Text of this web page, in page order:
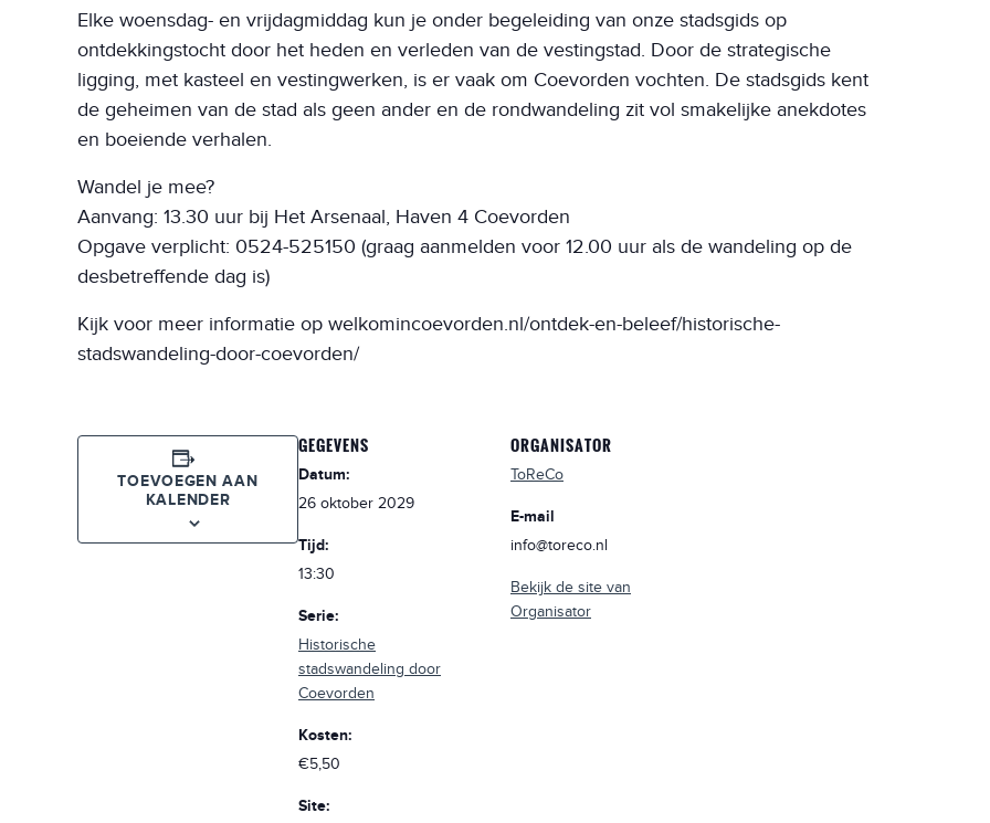
Elke woensdag- en vrijdagmiddag kun je onder begeleiding van onze stadsgids op
ontdekkingstocht door het heden en verleden van de vestingstad. Door de strategische
ligging, met kasteel en vestingwerken, is er vaak om Coevorden vochten. De stadsgids kent
de geheimen van de stad als geen ander en de rondwandeling zit vol smakelijke anekdotes
en boeiende verhalen.
Wandel je mee?
Aanvang: 13.30 uur bij Het Arsenaal, Haven 4 Coevorden
Opgave verplicht: 0524-525150 (graag aanmelden voor 12.00 uur als de wandeling op de
desbetreffende dag is)
Kijk voor meer informatie op welkomincoevorden.nl/ontdek-en-beleef/historische-
stadswandeling-door-coevorden/
TOEVOEGEN AAN
KALENDER
GEGEVENS
Datum:
26 oktober 2029
Tijd:
13:30
Serie:
Historische
stadswandeling door
Coevorden
Kosten:
€5,50
Site:
ORGANISATOR
ToReCo
E-mail
info@toreco.nl
Bekijk de site van
Organisator